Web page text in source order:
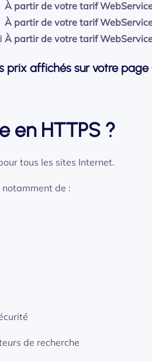
À partir de votre tarif
À partir de votre tarif
À partir de votre tarif
prix affichés sur votre
en HTTPS ?
tous les sites Internet.
de :
de recherche